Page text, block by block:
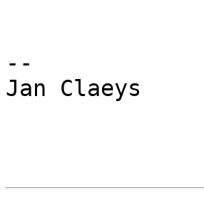
--
Jan Claeys